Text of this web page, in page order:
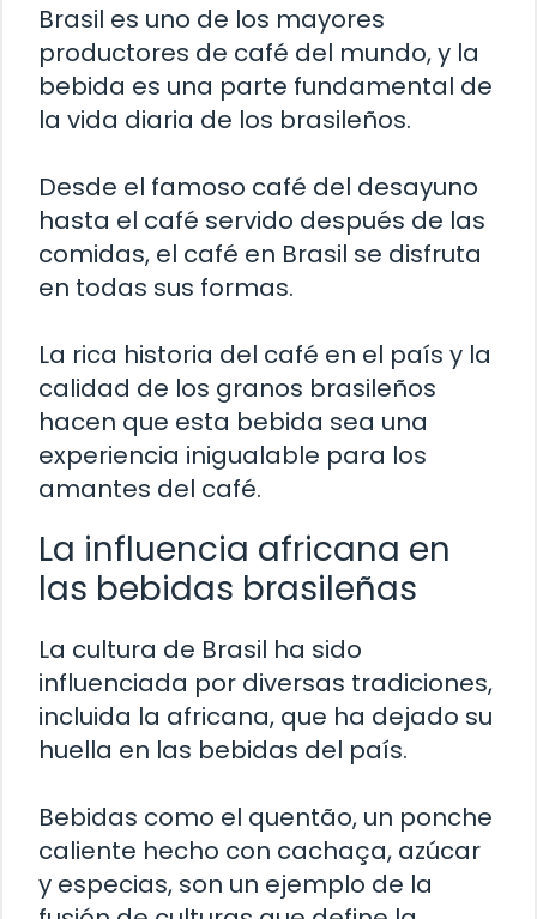
Brasil es uno de los mayores
productores de café del mundo, y la
bebida es una parte fundamental de
la vida diaria de los brasileños.
Desde el famoso café del desayuno
hasta el café servido después de las
comidas, el café en Brasil se disfruta
en todas sus formas.
La rica historia del café en el país y la
calidad de los granos brasileños
hacen que esta bebida sea una
experiencia inigualable para los
amantes del café.
La influencia africana en
las bebidas brasileñas
La cultura de Brasil ha sido
influenciada por diversas tradiciones,
incluida la africana, que ha dejado su
huella en las bebidas del país.
Bebidas como el quentão, un ponche
caliente hecho con cachaça, azúcar
y especias, son un ejemplo de la